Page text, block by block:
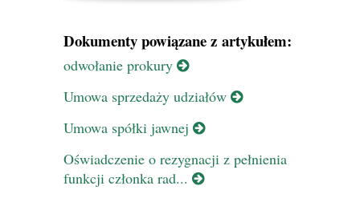
Dokumenty powiązane z artykułem:
odwołanie prokury
Umowa sprzedaży udziałów
Umowa spółki jawnej
Oświadczenie o rezygnacji z pełnienia
funkcji członka rad...